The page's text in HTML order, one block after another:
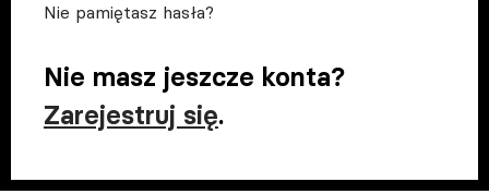
Nie pamiętasz hasła?
Nie masz jeszcze konta?
Zarejestruj się.